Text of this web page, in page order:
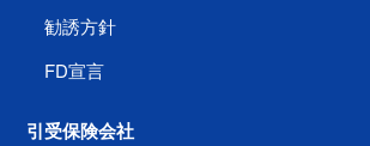
勧誘方針
FD宣言
引受保険会社